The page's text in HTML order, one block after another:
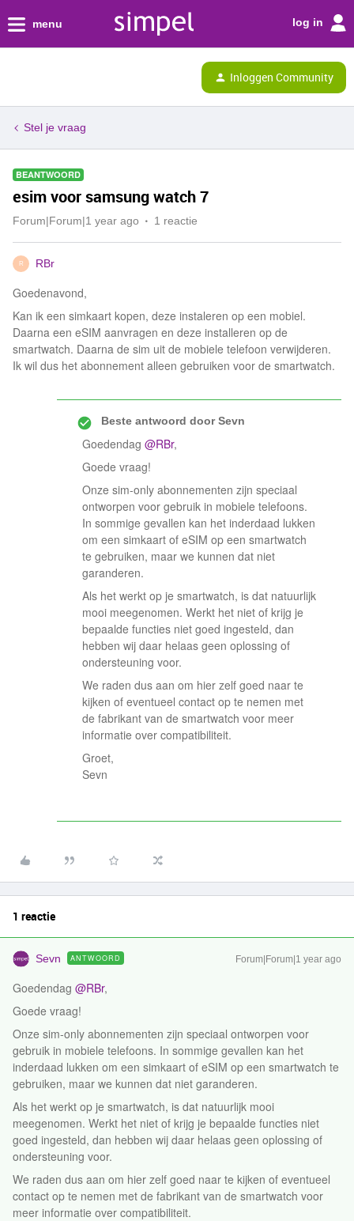
menu log in
Inloggen Community
Stel je vraag
BEANTWOORD
esim voor samsung watch 7
Forum|Forum|1 year ago 1 reactie
R RBr
Goedenavond,
Kan ik een simkaart kopen, deze instaleren op een mobiel.
Daarna een eSIM aanvragen en deze installeren op de
smartwatch. Daarna de sim uit de mobiele telefoon verwijderen.
Ik wil dus het abonnement alleen gebruiken voor de smartwatch.
Beste antwoord doorSevn
Goedendag ​ @RBr,
Goede vraag!
Onze sim-only abonnementen zijn speciaal
ontworpen voor gebruik in mobiele telefoons.
In sommige gevallen kan het inderdaad lukken
om een simkaart of eSIM op een smartwatch
te gebruiken, maar we kunnen dat niet
garanderen.
Als het werkt op je smartwatch, is dat natuurlijk
mooi meegenomen. Werkt het niet of krijg je
bepaalde functies niet goed ingesteld, dan
hebben wij daar helaas geen oplossing of
ondersteuning voor.
We raden dus aan om hier zelf goed naar te
kijken of eventueel contact op te nemen met
de fabrikant van de smartwatch voor meer
informatie over compatibiliteit.
Groet,
Sevn
1 reactie
Sevn ANTWOORD Forum|Forum|1 year ago
Goedendag ​ @RBr,
Goede vraag!
Onze sim-only abonnementen zijn speciaal ontworpen voor
gebruik in mobiele telefoons. In sommige gevallen kan het
inderdaad lukken om een simkaart of eSIM op een smartwatch te
gebruiken, maar we kunnen dat niet garanderen.
Als het werkt op je smartwatch, is dat natuurlijk mooi
meegenomen. Werkt het niet of krijg je bepaalde functies niet
goed ingesteld, dan hebben wij daar helaas geen oplossing of
ondersteuning voor.
We raden dus aan om hier zelf goed naar te kijken of eventueel
contact op te nemen met de fabrikant van de smartwatch voor
meer informatie over compatibiliteit.